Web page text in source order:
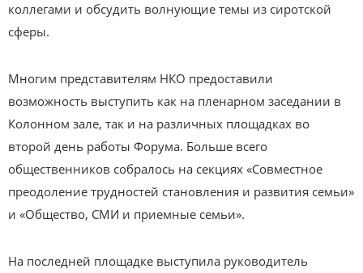
коллегами и обсудить волнующие темы из сиротской
сферы.
Многим представителям НКО предоставили
возможность выступить как на пленарном заседании в
Колонном зале, так и на различных площадках во
второй день работы Форума. Больше всего
общественников собралось на секциях «Совместное
преодоление трудностей становления и развития семьи»
и «Общество, СМИ и приемные семьи».
На последней площадке выступила руководитель